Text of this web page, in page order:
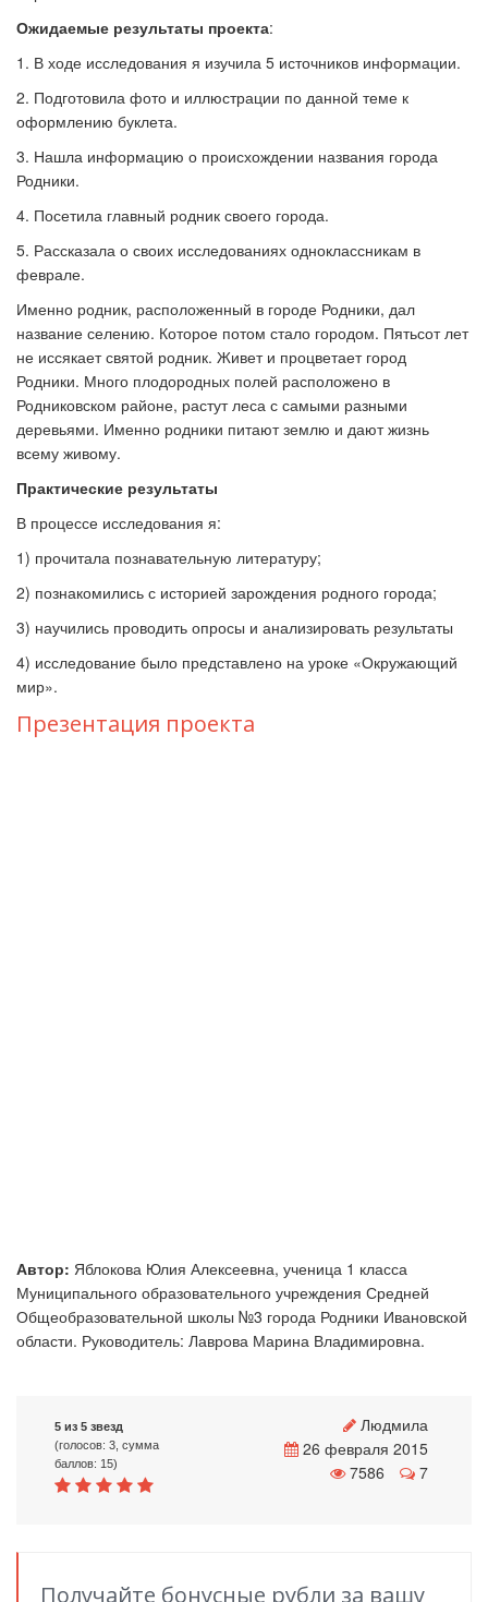
Ожидаемые результаты проекта:
1. В ходе исследования я изучила 5 источников информации.
2. Подготовила фото и иллюстрации по данной теме к
оформлению буклета.
3. Нашла информацию о происхождении названия города
Родники.
4. Посетила главный родник своего города.
5. Рассказала о своих исследованиях одноклассникам в
феврале.
Именно родник, расположенный в городе Родники, дал
название селению. Которое потом стало городом. Пятьсот лет
не иссякает святой родник. Живет и процветает город
Родники. Много плодородных полей расположено в
Родниковском районе, растут леса с самыми разными
деревьями. Именно родники питают землю и дают жизнь
всему живому.
Практические результаты
В процессе исследования я:
1) прочитала познавательную литературу;
2) познакомились с историей зарождения родного города;
3) научились проводить опросы и анализировать результаты
4) исследование было представлено на уроке «Окружающий
мир».
Презентация проекта
Автор: Яблокова Юлия Алексеевна, ученица 1 класса
Муниципального образовательного учреждения Средней
Общеобразовательной школы №3 города Родники Ивановской
области. Руководитель: Лаврова Марина Владимировна.
5 из 5 звезд
(голосов: 3, сумма
баллов: 15)
Людмила
26 февраля 2015
7586
7
Получайте бонусные рубли за вашу